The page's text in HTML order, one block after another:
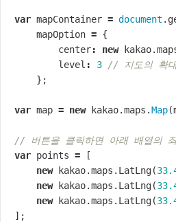
var mapContainer = document .
mapOption = {
center: new kakao.
level : 3
// 지도의 확
};
var map = new kakao.maps .Map(
// 버튼을 클릭하면 아래 배열의
var points =
[
new
kakao.maps . LatLng(
new
kakao.maps . LatLng(
new
kakao.maps . LatLng(
];